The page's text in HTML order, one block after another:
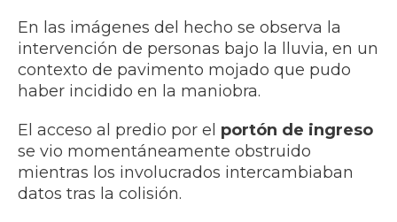
En las imágenes del hecho se observa la
intervención de personas bajo la lluvia, en un
contexto de pavimento mojado que pudo
haber incidido en la maniobra.
El acceso al predio por el portón de ingreso
se vio momentáneamente obstruido
mientras los involucrados intercambiaban
datos tras la colisión.